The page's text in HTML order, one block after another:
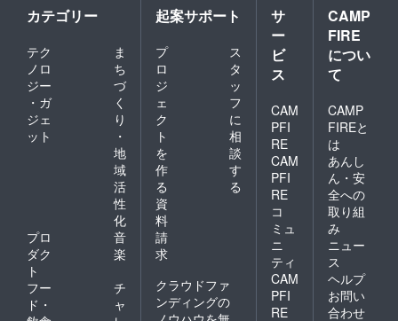
カテゴリー
テク
ノロ
ジー
・ガ
ジェ
ット
ま
ち
づ
く
り
・
地
域
活
性
化
プロ
ダク
ト
音
楽
フー
ド・
チ
ャ
起案サポート
プ
ロ
ジ
ェ
ク
ト
を
作
る
ス
タ
ッ
フ
に
相
談
す
る
資
料
請
求
クラウドファ
ンディングの
サ
ー
ビ
ス
CAM
PFI
RE
CAM
PFI
RE
コ
ミュ
ニ
ティ
CAM
PFI
RE
CAMP
FIRE
につい
て
CAMP
FIREと
は
あんし
ん・安
全への
取り組
み
ニュー
ス
ヘルプ
お問い
合わせ